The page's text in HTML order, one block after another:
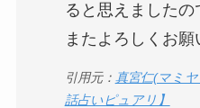
ると思えましたの
またよろしくお願
引用元： 真宮仁(マミ
話占いピュアリ】